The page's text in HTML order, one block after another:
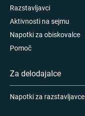
Razstavljavci
Aktivnosti na sejmu
Napotki za obiskovalce
Pomoč
Za delodajalce
Napotki za razstavljavce